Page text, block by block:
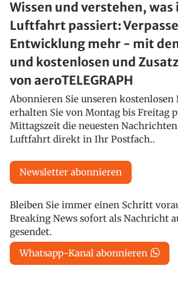
Wissen und verstehen, was
Luftfahrt passiert:
Entwicklung mehr - mit
und kostenlosen und
von aeroTELEGRAPH
Abonnieren Sie unseren kostenlosen
erhalten Sie von Montag bis Freitag
Mittagszeit die neuesten
Luftfahrt direkt in Ihr Postfach..
Newsletter abonnieren
Bleiben Sie immer einen Schritt
Breaking News sofort als Nachricht
gesendet.
Whatsapp-Kanal abonnieren